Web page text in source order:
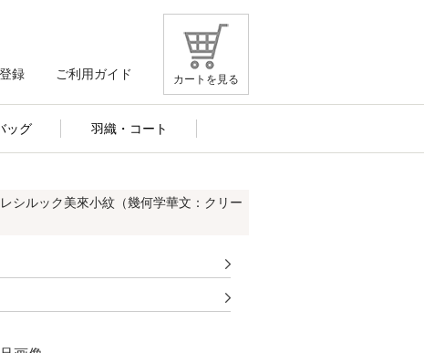
カートを見る
録 ご利用ガイド
ッグ 羽織・コート
シルック美來小紋（幾何学華文：クリー